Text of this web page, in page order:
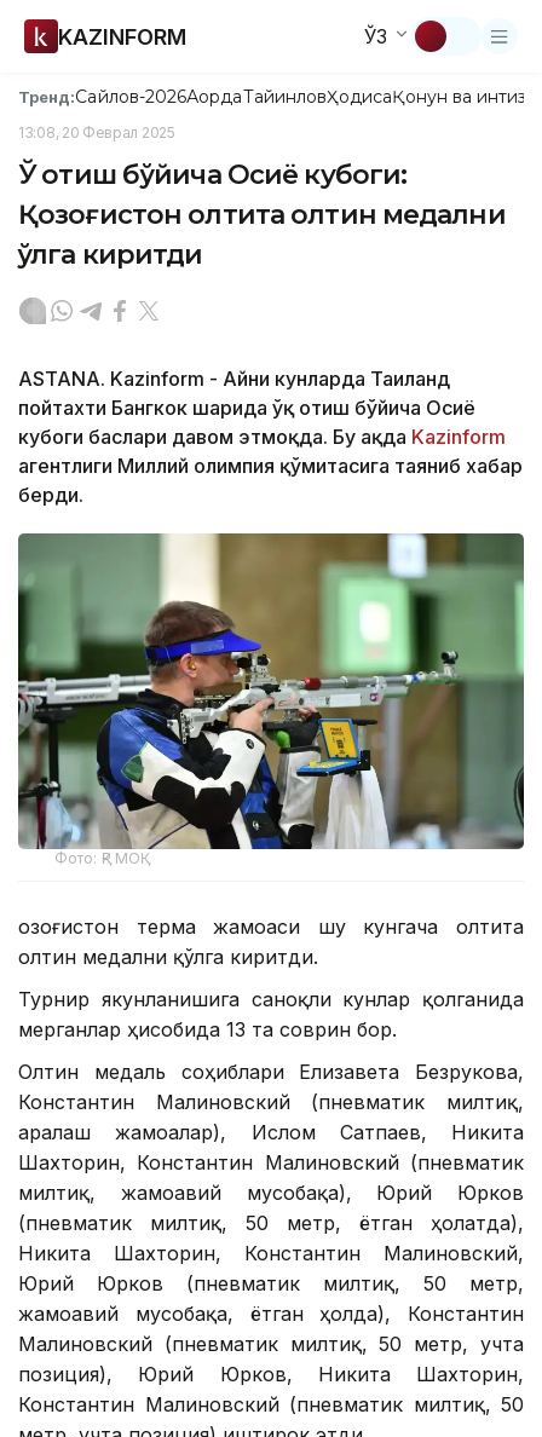
KAZINFORM ЎЗ
Тренд:Сайлов-2026АқордаТайинловҲодисаҚонун ва
13:08, 20 Феврал 2025
Ўқ отиш бўйича Осиё кубоги:
Қозоғистон олтита олтин медални
қўлга киритди
ASTANA. Kazinform - Айни кунларда Таиланд
пойтахти Бангкок шаҳрида ўқ отиш бўйича Осиё
кубоги баҳслари давом этмоқда. Бу ҳақда Kazinform
агентлиги Миллий олимпия қўмитасига таяниб хабар
берди.
Фото: ҚР МОҚ
Қозоғистон терма жамоаси шу кунгача олтита
олтин медални қўлга киритди.
Турнир якунланишига саноқли кунлар қолганида
мерганлар ҳисобида 13 та соврин бор.
Олтин медаль соҳиблари Елизавета Безрукова,
Константин Малиновский (пневматик милтиқ,
аралаш жамоалар), Ислом Сатпаев, Никита
Шахторин, Константин Малиновский (пневматик
милтиқ, жамоавий мусобақа), Юрий Юрков
(пневматик милтиқ, 50 метр, ётган ҳолатда),
Никита Шахторин, Константин Малиновский,
Юрий Юрков (пневматик милтиқ, 50 метр,
жамоавий мусобақа, ётган ҳолда), Константин
Малиновский (пневматик милтиқ, 50 метр, учта
позиция), Юрий Юрков, Никита Шахторин,
Константин Малиновский (пневматик милтиқ, 50